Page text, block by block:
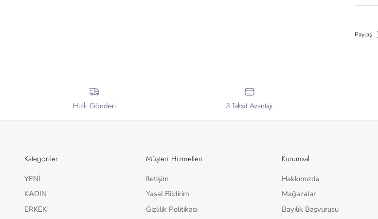
Paylaş
Hızlı Gönderi 3 Taksit Avantajı
Kategoriler
YENİ
KADIN
ERKEK
Müşteri Hizmetleri
İletişim
Yasal Bildirim
Gizlilik Politikası
Kurumsal
Hakkımızda
Mağazalar
Bayilik Başvurusu